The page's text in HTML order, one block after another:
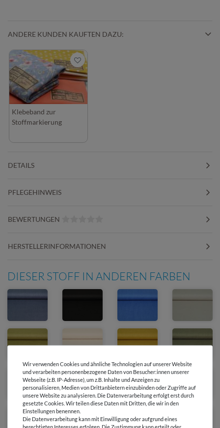
ANDERE KUNDEN KAUFTEN DAZU:
Klebeband zur
Stoffmarkierung
DETAILS
PFLEGEHINWEIS
BEWERTUNGEN
HERSTELLERINFORMATIONEN
DIESER STOFF IN ANDEREN FARBEN
Wir verwenden Cookies und ähnliche Technologien auf unserer Website
und verarbeiten personenbezogene Daten von Besucher:innen unserer
Webseite (z.B. IP-Adresse), um z.B. Inhalte und Anzeigen zu
personalisieren, Medien von Drittanbietern einzubinden oder Zugriffe auf
unsere Website zu analysieren. Die Datenverarbeitung erfolgt erst durch
gesetzte Cookies. Wir teilen diese Daten mit Dritten, die wir in den
Einstellungen benennen.
Die Datenverarbeitung kann mit Einwilligung oder aufgrund eines
berechtigten Interesses erfolgen. Die Zustimmung kann erteilt oder